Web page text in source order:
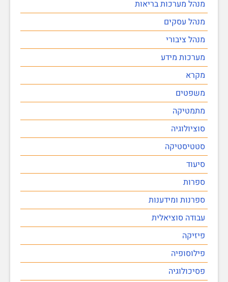
מנהל מערכות בריאות
מנהל עסקים
מנהל ציבורי
מערכות מידע
מקרא
משפטים
מתמטיקה
סוציולוגיה
סטטיסטיקה
סיעוד
ספרות
ספרנות ומידענות
עבודה סוציאלית
פיזיקה
פילוסופיה
פסיכולוגיה